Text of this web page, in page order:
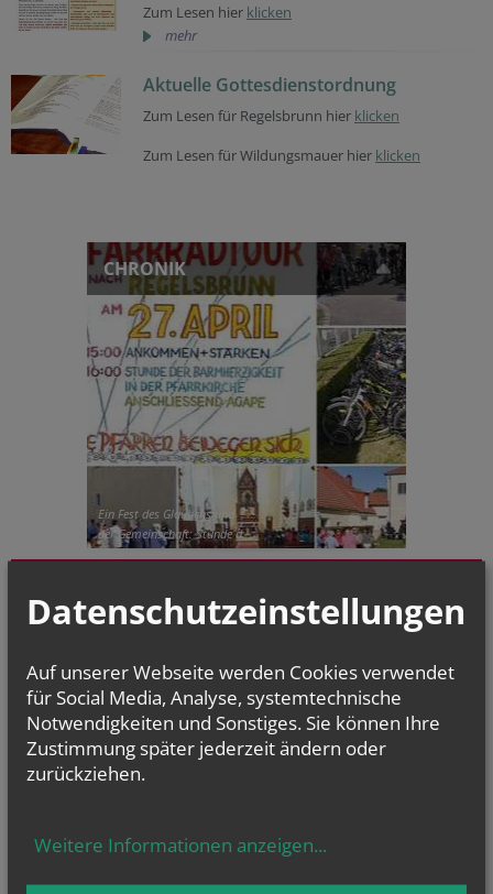
Zum Lesen hier klicken
mehr
Aktuelle Gottesdienstordnung
Zum Lesen für Regelsbrunn hier klicken
Zum Lesen für Wildungsmauer hier klicken
CHRONIK
Ein Fest des Glaubens und
der Gemeinschaft: Stunde d...
Evangelium
von heute
Mt 16, 24-28
Um welchen Preis kann ein Mensch sein Leben zurückkaufen?
Kajetan, Hl....
Datenschutzeinstellungen
Auf unserer Webseite werden Cookies verwendet
für Social Media, Analyse, systemtechnische
Notwendigkeiten und Sonstiges. Sie können Ihre
Zustimmung später jederzeit ändern oder
zurückziehen.
Weitere Informationen anzeigen...